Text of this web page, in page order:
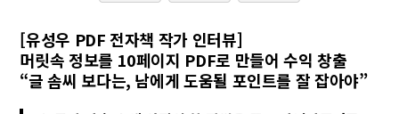
[유성우 PDF 전자책 작가 인터뷰]
머릿속 정보를 10페이지 PDF로 만들어 수익 창출
“글 솜씨 보다는, 남에게 도움될 포인트를 잘 잡아야”